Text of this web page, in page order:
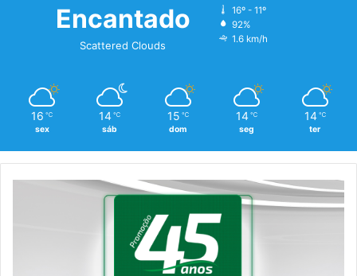
Encantado
Scattered Clouds
16º - 11º
92%
1.6 km/h
16 ℃
sex
14 ℃
sáb
15 ℃
dom
14 ℃
seg
14 ℃
ter